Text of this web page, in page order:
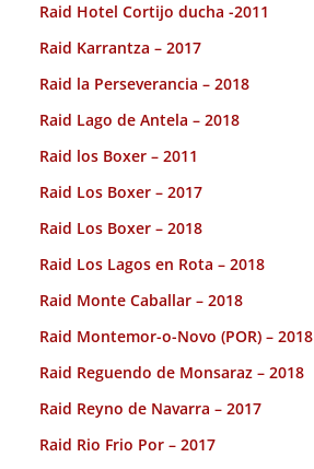
Raid Hotel Cortijo ducha -2011
Raid Karrantza – 2017
Raid la Perseverancia – 2018
Raid Lago de Antela – 2018
Raid los Boxer – 2011
Raid Los Boxer – 2017
Raid Los Boxer – 2018
Raid Los Lagos en Rota – 2018
Raid Monte Caballar – 2018
Raid Montemor-o-Novo (POR) – 2018
Raid Reguendo de Monsaraz – 2018
Raid Reyno de Navarra – 2017
Raid Rio Frio Por – 2017